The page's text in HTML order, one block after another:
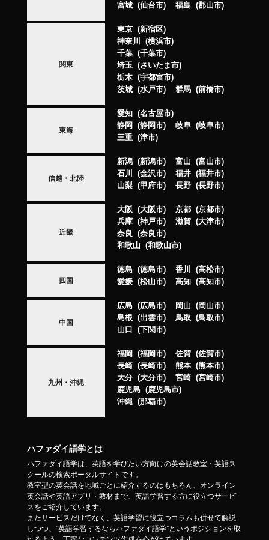
宮城
仙台市 福島 郡山市
関東
東京
新宿区
神奈川
横浜市
千葉
千葉市
埼玉
さいたま市
栃木
宇都宮市
茨城
水戸市 群馬 前橋市
東海
愛知
名古屋市
静岡
静岡市 岐阜
岐阜市
三重
津市
信越・北陸
新潟 新潟市 富山
富山市
石川
金沢市 福井
福井市
山梨
甲府市 長野 長野市
近畿
大阪 大阪市 京都
京都市
兵庫
神戸市 滋賀
大津市
奈良
奈良市
和歌山
和歌山市
四国
徳島 徳島市 香川
高松市
愛媛
松山市 高知 高知市
中国
広島 広島市 岡山
岡山市
島根
出雲市 鳥取
鳥取市
山口
下関市
九州・沖縄
福岡 福岡市 佐賀
佐賀市
長崎
長崎市 熊本
熊本市
大分
大分市 宮崎
宮崎市
鹿児島
鹿児島市
沖縄
那覇市
ハファダイ語学とは
ハファダイ語学は、英語を学びたい方向けの英会話教室・英語ス
クールの検索ポータルサイトです。
教室型の英会話を地域ごとに紹介するのはもちろん、オンライン
英会話や英語アプリ・教材まで、英語学習する方に役立つサービ
スをご紹介しています。
またサービスだけでなく、英語学習に役立つコラムも併せて解説
しつつ、”英語学習するならハファダイ語学”というポジションを取